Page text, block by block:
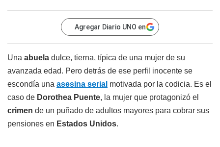
Agregar Diario UNO en
Una abuela dulce, tierna, típica de una mujer de su
avanzada edad. Pero detrás de ese perfil inocente se
escondía una asesina serial motivada por la codicia. Es el
caso de Dorothea Puente, la mujer que protagonizó el
crimen de un puñado de adultos mayores para cobrar sus
pensiones en Estados Unidos.